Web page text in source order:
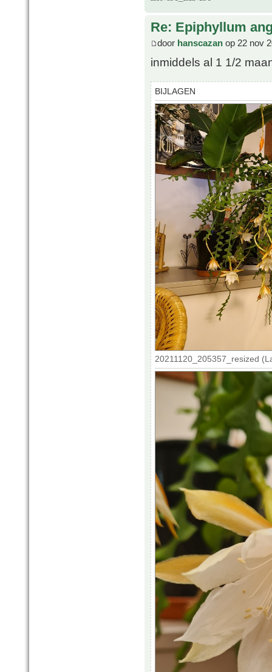
Re: Epiphyllum
door hanscazan op 22 nov
inmiddels al 1 1/2
BIJLAGEN
20211120_205357_resized